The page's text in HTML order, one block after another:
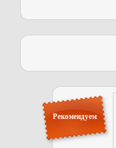
Рекомендуем